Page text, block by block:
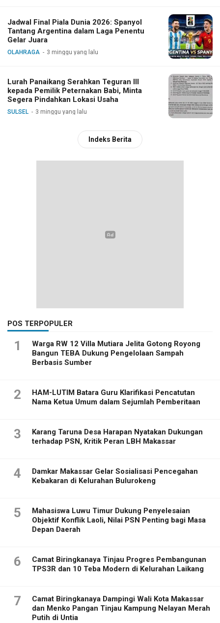
Jadwal Final Piala Dunia 2026: Spanyol
Tantang Argentina dalam Laga Penentu
Gelar Juara
OLAHRAGA 3 minggu yang lalu
Lurah Panaikang Serahkan Teguran III
kepada Pemilik Peternakan Babi, Minta
Segera Pindahkan Lokasi Usaha
SULSEL 3 minggu yang lalu
Indeks Berita
POS TERPOPULER
1
Warga RW 12 Villa Mutiara Jelita Gotong Royong
Bangun TEBA Dukung Pengelolaan Sampah
Berbasis Sumber
2
HAM-LUTIM Batara Guru Klarifikasi Pencatutan
Nama Ketua Umum dalam Sejumlah Pemberitaan
3
Karang Taruna Desa Harapan Nyatakan Dukungan
terhadap PSN, Kritik Peran LBH Makassar
4
Damkar Makassar Gelar Sosialisasi Pencegahan
Kebakaran di Kelurahan Bulurokeng
5
Mahasiswa Luwu Timur Dukung Penyelesaian
Objektif Konflik Laoli, Nilai PSN Penting bagi Masa
Depan Daerah
6
Camat Biringkanaya Tinjau Progres Pembangunan
TPS3R dan 10 Teba Modern di Kelurahan Laikang
7
Camat Biringkanaya Dampingi Wali Kota Makassar
dan Menko Pangan Tinjau Kampung Nelayan Merah
Putih di Untia